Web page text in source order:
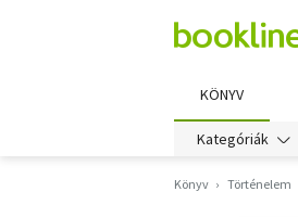
KÖNYV
Kategóriák
Könyv Történelem